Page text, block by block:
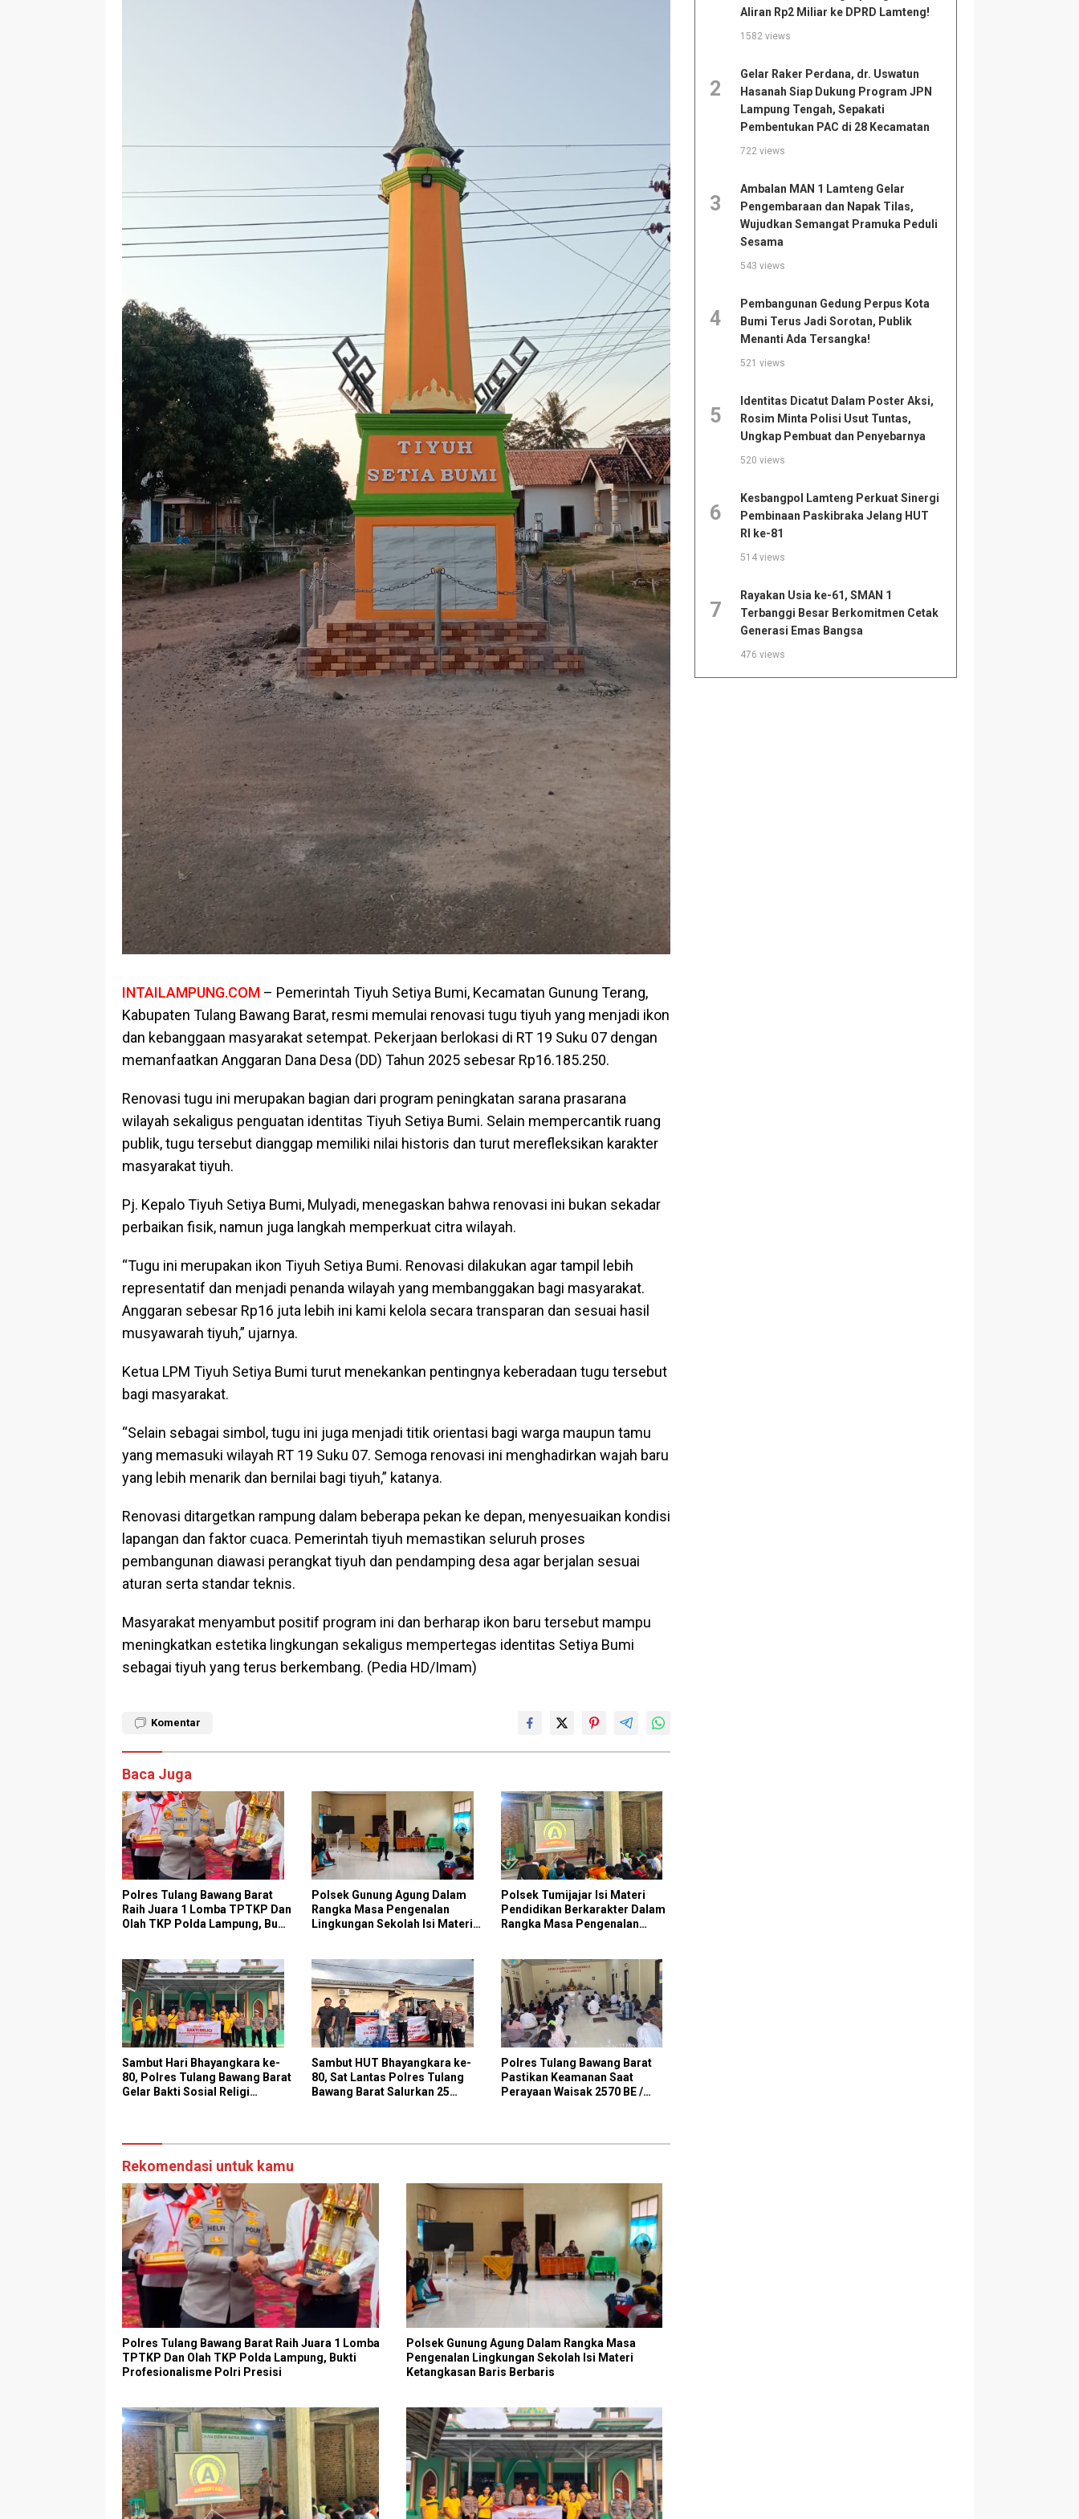
INTAILAMPUNG.COM – Pemerintah Tiyuh Setiya Bumi, Kecamatan Gunung Terang,
Kabupaten Tulang Bawang Barat, resmi memulai renovasi tugu tiyuh yang menjadi ikon
dan kebanggaan masyarakat setempat. Pekerjaan berlokasi di RT 19 Suku 07 dengan
memanfaatkan Anggaran Dana Desa (DD) Tahun 2025 sebesar Rp16.185.250.
Renovasi tugu ini merupakan bagian dari program peningkatan sarana prasarana
wilayah sekaligus penguatan identitas Tiyuh Setiya Bumi. Selain mempercantik ruang
publik, tugu tersebut dianggap memiliki nilai historis dan turut merefleksikan karakter
masyarakat tiyuh.
Pj. Kepalo Tiyuh Setiya Bumi, Mulyadi, menegaskan bahwa renovasi ini bukan sekadar
perbaikan fisik, namun juga langkah memperkuat citra wilayah.
“Tugu ini merupakan ikon Tiyuh Setiya Bumi. Renovasi dilakukan agar tampil lebih
representatif dan menjadi penanda wilayah yang membanggakan bagi masyarakat.
Anggaran sebesar Rp16 juta lebih ini kami kelola secara transparan dan sesuai hasil
musyawarah tiyuh,” ujarnya.
Ketua LPM Tiyuh Setiya Bumi turut menekankan pentingnya keberadaan tugu tersebut
bagi masyarakat.
“Selain sebagai simbol, tugu ini juga menjadi titik orientasi bagi warga maupun tamu
yang memasuki wilayah RT 19 Suku 07. Semoga renovasi ini menghadirkan wajah baru
yang lebih menarik dan bernilai bagi tiyuh,” katanya.
Renovasi ditargetkan rampung dalam beberapa pekan ke depan, menyesuaikan kondisi
lapangan dan faktor cuaca. Pemerintah tiyuh memastikan seluruh proses
pembangunan diawasi perangkat tiyuh dan pendamping desa agar berjalan sesuai
aturan serta standar teknis.
Masyarakat menyambut positif program ini dan berharap ikon baru tersebut mampu
meningkatkan estetika lingkungan sekaligus mempertegas identitas Setiya Bumi
sebagai tiyuh yang terus berkembang. (Pedia HD/Imam)
Komentar
Baca Juga
Polres Tulang Bawang Barat
Raih Juara 1 Lomba TPTKP Dan
Olah TKP Polda Lampung, Bukti
Polsek Gunung Agung Dalam
Rangka Masa Pengenalan
Lingkungan Sekolah Isi Materi
Polsek Tumijajar Isi Materi
Pendidikan Berkarakter Dalam
Rangka Masa Pengenalan
Sambut Hari Bhayangkara ke-
80, Polres Tulang Bawang Barat
Gelar Bakti Sosial Religi
Sambut HUT Bhayangkara ke-
80, Sat Lantas Polres Tulang
Bawang Barat Salurkan 25
Polres Tulang Bawang Barat
Pastikan Keamanan Saat
Perayaan Waisak 2570 BE /
Rekomendasi untuk kamu
Polres Tulang Bawang Barat Raih Juara 1 Lomba
TPTKP Dan Olah TKP Polda Lampung, Bukti
Profesionalisme Polri Presisi
Polsek Gunung Agung Dalam Rangka Masa
Pengenalan Lingkungan Sekolah Isi Materi
Ketangkasan Baris Berbaris
Aliran Rp2 Miliar ke DPRD Lamteng!
1582 views
2
Gelar Raker Perdana, dr. Uswatun
Hasanah Siap Dukung Program JPN
Lampung Tengah, Sepakati
Pembentukan PAC di 28 Kecamatan
722 views
3
Ambalan MAN 1 Lamteng Gelar
Pengembaraan dan Napak Tilas,
Wujudkan Semangat Pramuka Peduli
Sesama
543 views
4
Pembangunan Gedung Perpus Kota
Bumi Terus Jadi Sorotan, Publik
Menanti Ada Tersangka!
521 views
5
Identitas Dicatut Dalam Poster Aksi,
Rosim Minta Polisi Usut Tuntas,
Ungkap Pembuat dan Penyebarnya
520 views
6
Kesbangpol Lamteng Perkuat Sinergi
Pembinaan Paskibraka Jelang HUT
RI ke-81
514 views
7
Rayakan Usia ke-61, SMAN 1
Terbanggi Besar Berkomitmen Cetak
Generasi Emas Bangsa
476 views